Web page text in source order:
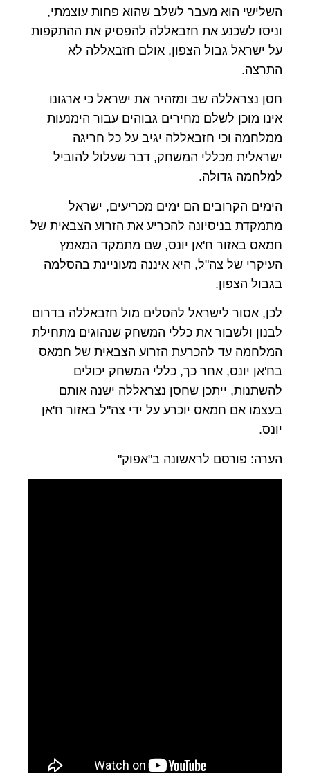
השלישי הוא מעבר לשלב שהוא פחות עוצמתי,
וניסו לשכנע את חזבאללה להפסיק את ההתקפות
על ישראל גבול הצפון, אולם חזבאללה לא
התרצה.
חסן נצראללה שב ומזהיר את ישראל כי ארגונו
אינו מוכן לשלם מחירים גבוהים עבור הימנעות
ממלחמה וכי חזבאללה יגיב על כל חריגה
ישראלית מכללי המשחק, דבר שעלול להוביל
למלחמה גדולה.
הימים הקרובים הם ימים מכריעים, ישראל
מתמקדת בניסיונה להכריע את הזרוע הצבאית של
חמאס באזור ח'אן יונס, שם מתמקד המאמץ
העיקרי של צה"ל, היא איננה מעוניינת בהסלמה
בגבול הצפון.
לכן, אסור לישראל להסלים מול חזבאללה בדרום
לבנון ולשבור את כללי המשחק שנהוגים מתחילת
המלחמה עד להכרעת הזרוע הצבאית של חמאס
בח'אן יונס, אחר כך, כללי המשחק יכולים
להשתנות, ייתכן שחסן נצראללה ישנה אותם
בעצמו אם חמאס יוכרע על ידי צה"ל באזור ח'אן
יונס.
הערה: פורסם לראשונה ב"אפוק"